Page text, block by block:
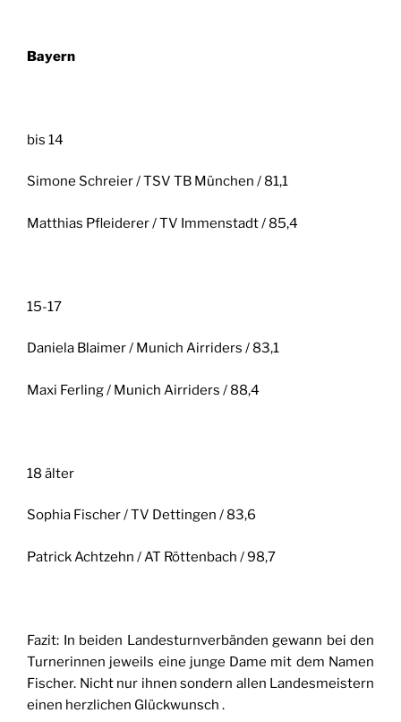
Bayern
bis 14
Simone Schreier / TSV TB München / 81,1
Matthias Pfleiderer / TV Immenstadt / 85,4
15-17
Daniela Blaimer / Munich Airriders / 83,1
Maxi Ferling / Munich Airriders / 88,4
18 älter
Sophia Fischer / TV Dettingen / 83,6
Patrick Achtzehn / AT Röttenbach / 98,7
Fazit: In beiden Landesturnverbänden gewann bei den
Turnerinnen jeweils eine junge Dame mit dem Namen
Fischer. Nicht nur ihnen sondern allen Landesmeistern
einen herzlichen Glückwunsch .